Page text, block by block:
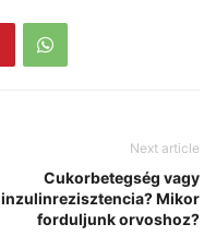
Next article
Cukorbetegség vagy
inzulinrezisztencia? Mikor
forduljunk orvoshoz?